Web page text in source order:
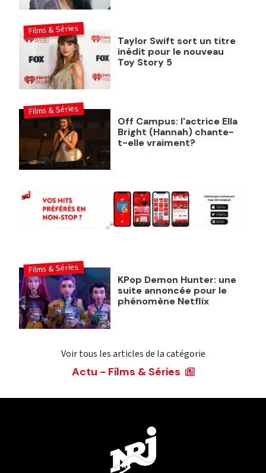
Taylor Swift sort un titre
inédit pour le nouveau
Toy Story 5
Films & Séries
Off Campus: l'actrice Ella
Bright (Hannah) chante-
t-elle vraiment?
Films & Séries
KPop Demon Hunter: une
suite annoncée pour le
phénomène Netflix
Films & Séries
Voir tous les articles de la catégorie
Actu - Films & Séries